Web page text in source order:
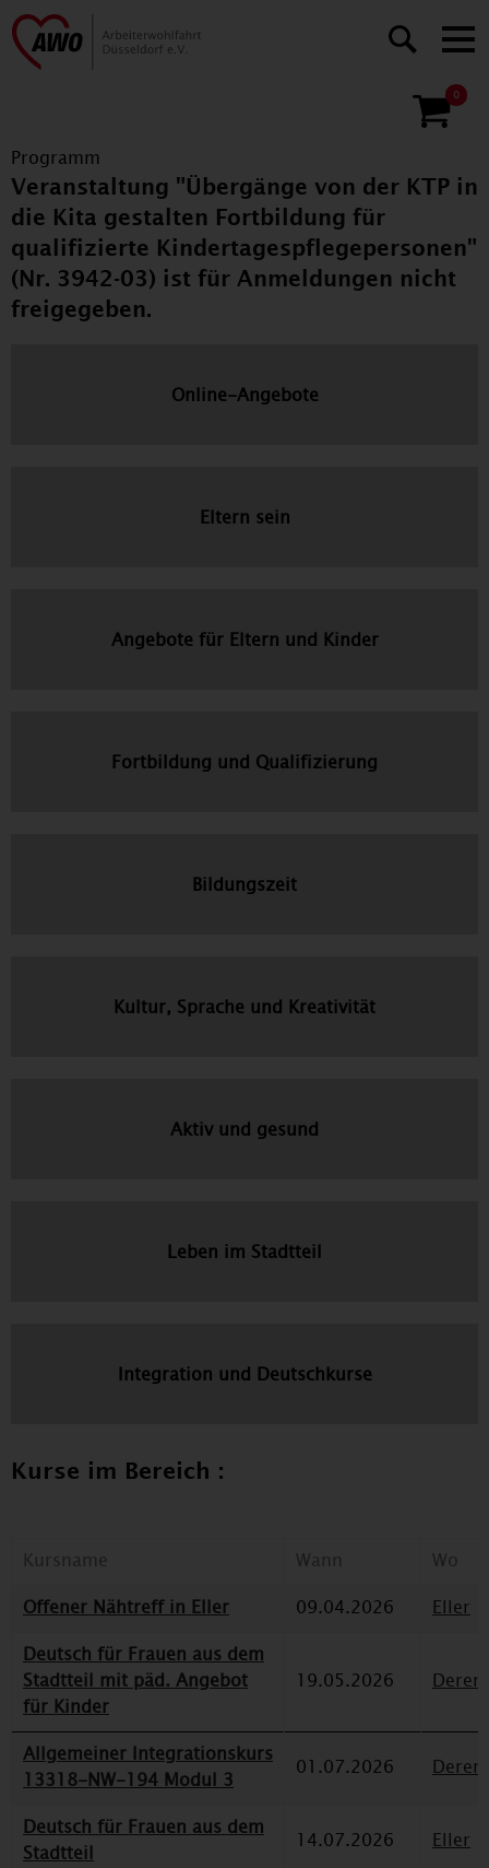
0
Programm
Veranstaltung "Übergänge von der KTP in
die Kita gestalten Fortbildung für
qualifizierte Kindertagespflegepersonen"
(Nr. 3942-03) ist für Anmeldungen nicht
freigegeben.
Online-Angebote
Eltern sein
Angebote für Eltern und Kinder
Fortbildung und Qualifizierung
Bildungszeit
Kultur, Sprache und Kreativität
Aktiv und gesund
Leben im Stadtteil
Integration und Deutschkurse
Kurse im Bereich :
Kursname Wann
Wo
Offener Nähtreff in Eller
09.04.2026
Eller
Deutsch für Frauen aus dem
Stadtteil mit päd. Angebot
für Kinder
19.05.2026
Allgemeiner Integrationskurs
13318-NW-194 Modul 3
01.07.2026
Deutsch für Frauen aus dem
Stadtteil
14.07.2026 Eller